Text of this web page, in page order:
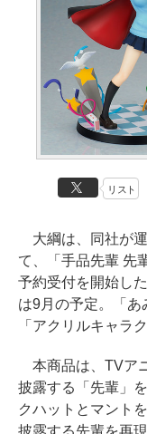
リスト
大綱は、同社が
て、「手品先輩 先
予約受付を開始し
は9月の予定。「あ
「アクリルキャラ
本商品は、TVア
披露する「先輩」
クハットとマント
披露する先輩を再